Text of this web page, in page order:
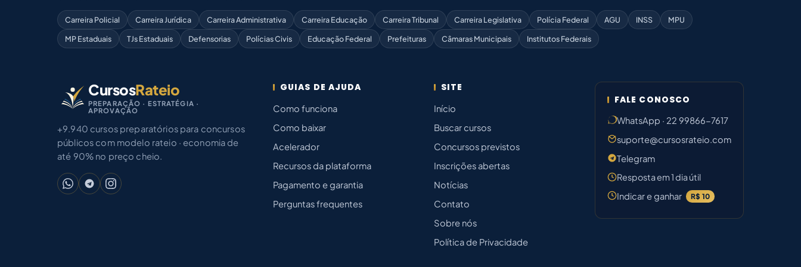
Carreira Policial Carreira Jurídica Carreira Administrativa Carreira Educação Carreira Tribunal Carreira Legislativa Polícia Federal AGU INSS
MPU
MP Estaduais
TJs Estaduais Defensorias Polícias Civis Educação Federal Prefeituras Câmaras Municipais Institutos Federais
CursosRateio
PREPARAÇÃO · ESTRATÉGIA ·
APROVAÇÃO
+9.940 cursos preparatórios para concursos
públicos com modelo rateio · economia de
até 90% no preço cheio.
GUIAS DE AJUDA
Como funciona
Como baixar
Acelerador
Recursos da plataforma
Pagamento e garantia
Perguntas frequentes
SITE
Início
Buscar cursos
Concursos previstos
Inscrições abertas
Notícias
Contato
Sobre nós
Política de Privacidade
FALE CONOSCO
WhatsApp · 22 99866-7617
suporte@cursosrateio.com
Telegram
Resposta em 1 dia útil
Indicar e ganhar
R$ 10